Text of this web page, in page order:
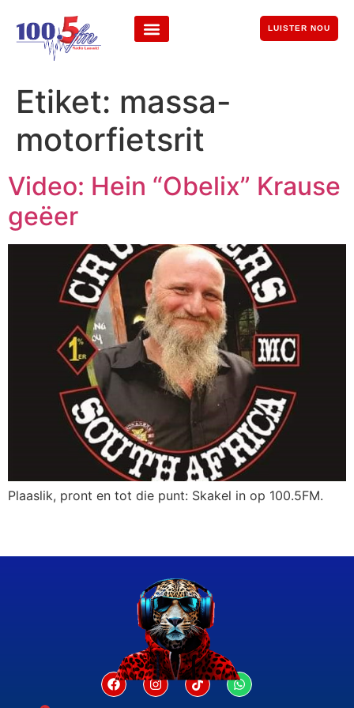
LUISTER NOU
Etiket: massa-
motorfietsrit
Video: Hein “Obelix” Krause
geëer
Plaaslik, pront en tot die punt: Skakel in op 100.5FM.